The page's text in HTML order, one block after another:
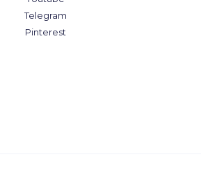
Telegram
Pinterest